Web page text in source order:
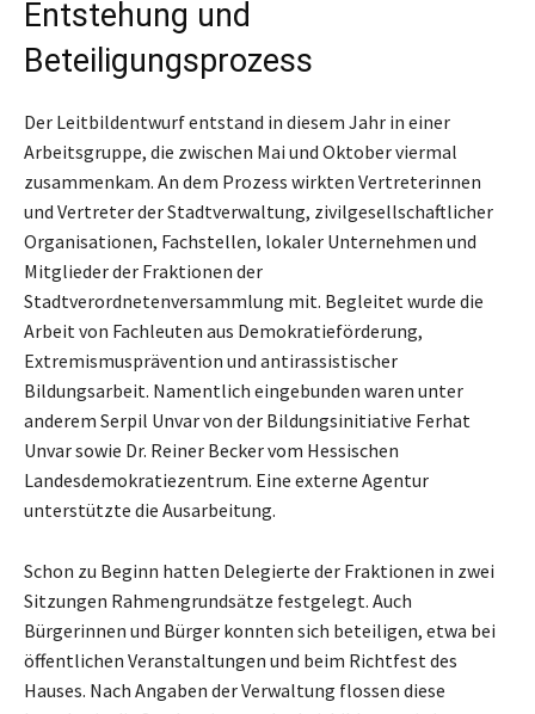
Entstehung und
Beteiligungsprozess
Der Leitbildentwurf entstand in diesem Jahr in einer
Arbeitsgruppe, die zwischen Mai und Oktober viermal
zusammenkam. An dem Prozess wirkten Vertreterinnen
und Vertreter der Stadtverwaltung, zivilgesellschaftlicher
Organisationen, Fachstellen, lokaler Unternehmen und
Mitglieder der Fraktionen der
Stadtverordnetenversammlung mit. Begleitet wurde die
Arbeit von Fachleuten aus Demokratieförderung,
Extremismusprävention und antirassistischer
Bildungsarbeit. Namentlich eingebunden waren unter
anderem Serpil Unvar von der Bildungsinitiative Ferhat
Unvar sowie Dr. Reiner Becker vom Hessischen
Landesdemokratiezentrum. Eine externe Agentur
unterstützte die Ausarbeitung.
Schon zu Beginn hatten Delegierte der Fraktionen in zwei
Sitzungen Rahmengrundsätze festgelegt. Auch
Bürgerinnen und Bürger konnten sich beteiligen, etwa bei
öffentlichen Veranstaltungen und beim Richtfest des
Hauses. Nach Angaben der Verwaltung flossen diese